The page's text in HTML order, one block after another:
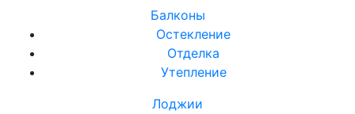
Балконы
Остекление
Отделка
Утепление
Лоджии